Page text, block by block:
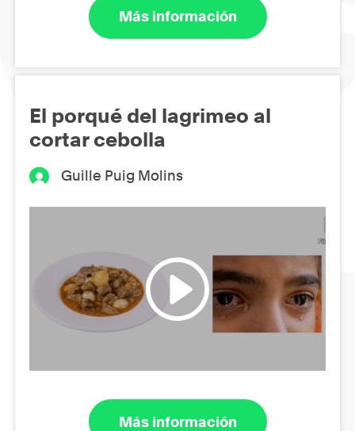
Más información
El porqué del lagrimeo al
cortar cebolla
Guille Puig Molins
Más información